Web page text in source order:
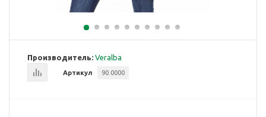
Производитель: Veralba
Артикул 90.0000